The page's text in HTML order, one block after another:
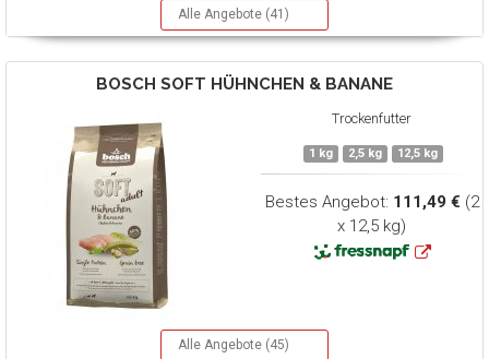
Alle Angebote (41)
BOSCH SOFT HÜHNCHEN & BANANE
Trockenfutter
1 kg 2,5 kg 12,5 kg
Bestes Angebot: 111,49 € (2
x 12,5 kg)
Alle Angebote (45)